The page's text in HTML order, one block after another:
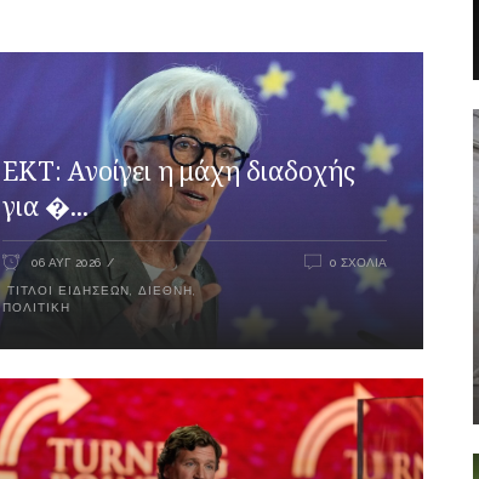
ΕΚΤ: Ανοίγει η μάχη διαδοχής
για �...
06 ΑΥΓ 2026
ΤΊΤΛΟΙ ΕΙΔΉΣΕΩΝ ΔΙΕΘΝΉ,
ΠΟΛΙΤΙΚΉ
0 ΣΧΌΛΙΑ